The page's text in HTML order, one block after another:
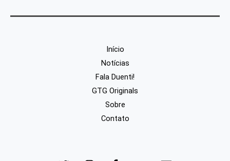
Início
Notícias
Fala Duenti!
GTG Originals
Sobre
Contato